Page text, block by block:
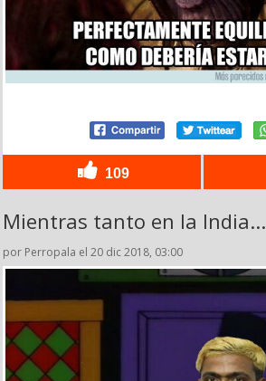
109
Mientras tanto en la India...
por Perropala el 20 dic 2018, 03:00